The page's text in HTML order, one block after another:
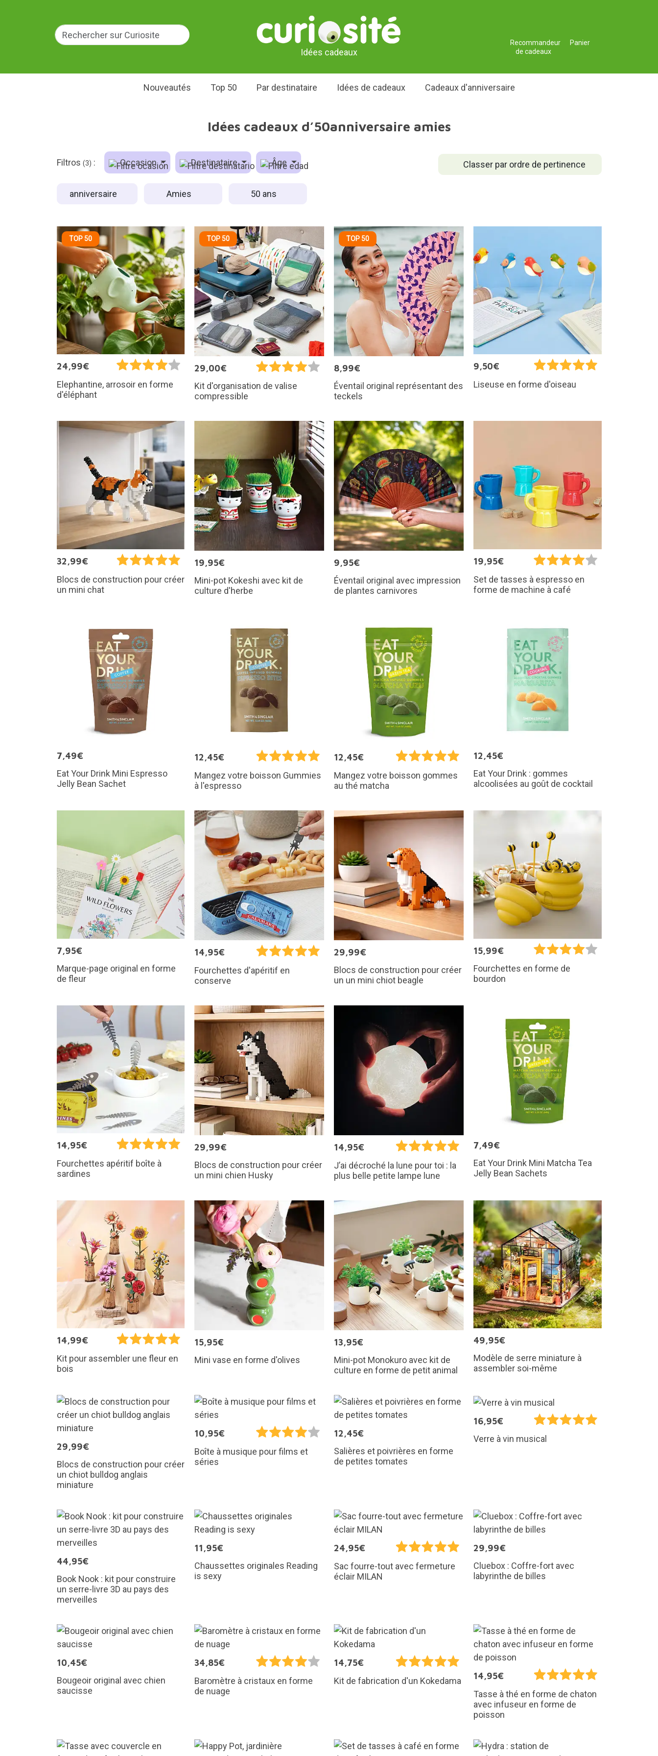
Idées cadeaux
Panier
Recommandeur
de cadeaux
Nouveautés Top 50 Par destinataire Idées de cadeaux Cadeaux d'anniversaire
Idées cadeaux d’50anniversaire amies
Classer par ordre de pertinence
Filtros (3) : Occasion Destinataire Âge
anniversaire Amies 50 ans
TOP 50
24,99€
Elephantine, arrosoir en forme
d'éléphant
TOP 50
29,00€
Kit d'organisation de valise
compressible
TOP 50
8,99€
Éventail original représentant des
teckels
9,50€
Liseuse en forme d'oiseau
32,99€
Blocs de construction pour créer
un mini chat
19,95€
Mini-pot Kokeshi avec kit de
culture d'herbe
9,95€
Éventail original avec impression
de plantes carnivores
19,95€
Set de tasses à espresso en
forme de machine à café
7,49€
Eat Your Drink Mini Espresso
Jelly Bean Sachet
12,45€
Mangez votre boisson Gummies
à l'espresso
12,45€
Mangez votre boisson gommes
au thé matcha
12,45€
Eat Your Drink : gommes
alcoolisées au goût de cocktail
7,95€
Marque-page original en forme
de fleur
14,95€
Fourchettes d'apéritif en
conserve
29,99€
Blocs de construction pour créer
un un mini chiot beagle
15,99€
Fourchettes en forme de
bourdon
14,95€
Fourchettes apéritif boîte à
sardines
29,99€
Blocs de construction pour créer
un mini chien Husky
14,95€
J’ai décroché la lune pour toi : la
plus belle petite lampe lune
7,49€
Eat Your Drink Mini Matcha Tea
Jelly Bean Sachets
14,99€
Kit pour assembler une fleur en
bois
15,95€
Mini vase en forme d'olives
13,95€
Mini-pot Monokuro avec kit de
culture en forme de petit animal
49,95€
Modèle de serre miniature à
assembler soi-même
29,99€
Blocs de construction pour créer
un chiot bulldog anglais
miniature
10,95€
Boîte à musique pour films et
séries
12,45€
Salières et poivrières en forme
de petites tomates
16,95€
Verre à vin musical
44,95€
Book Nook : kit pour construire
un serre-livre 3D au pays des
merveilles
11,95€
Chaussettes originales Reading
is sexy
24,95€
Sac fourre-tout avec fermeture
éclair MILAN
29,99€
Cluebox : Coffre-fort avec
labyrinthe de billes
10,45€
Bougeoir original avec chien
saucisse
34,85€
Baromètre à cristaux en forme
de nuage
14,75€
Kit de fabrication d'un Kokedama
14,95€
Tasse à thé en forme de chaton
avec infuseur en forme de
poisson